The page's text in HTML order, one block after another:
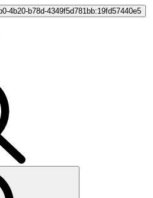
4b20-b78d-4349f5d781bb:19fd57440e5